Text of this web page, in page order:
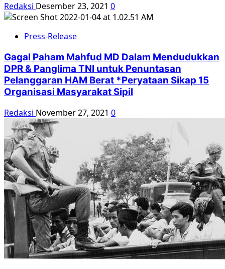
Redaksi Desember 23, 2021 0
Press-Release
Gagal Paham Mahfud MD Dalam Mendudukkan
DPR & Panglima TNI untuk Penuntasan
Pelanggaran HAM Berat *Peryataan Sikap 15
Organisasi Masyarakat Sipil
Redaksi November 27, 2021 0